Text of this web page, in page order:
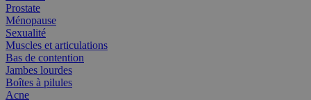
Prostate
Ménopause
Sexualité
Muscles et articulations
Bas de contention
Jambes lourdes
Boîtes à pilules
Acne